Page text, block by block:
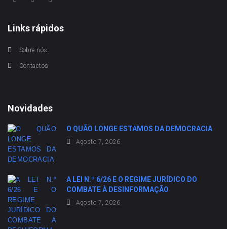
Links rápidos
Sobre nós
Contactos
Novidades
O QUÃO LONGE ESTAMOS DA DEMOCRACIA
Agosto 7, 2026
A LEI N.º 6/26 E O REGIME JURÍDICO DO
COMBATE À DESINFORMAÇÃO
Agosto 7, 2026